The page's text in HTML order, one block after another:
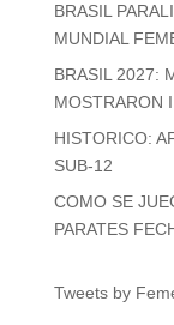
BRASIL
MUNDIAL
BRASIL 2027:
MOSTRARON
HISTORICO:
SUB-12
COMO SE
PARATES
Tweets by